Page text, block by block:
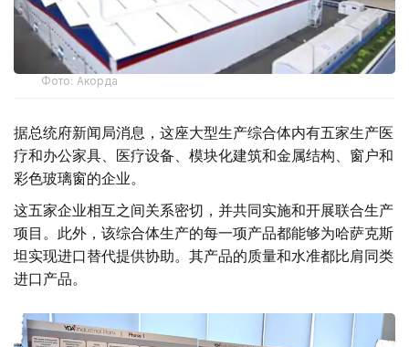
Фото: Акорда
据总统府新闻局消息，这座大型生产综合体内有五家生产医
疗和办公家具、医疗设备、模块化建筑和金属结构、窗户和
彩色玻璃窗的企业。
这五家企业相互之间关系密切，并共同实施和开展联合生产
项目。此外，该综合体生产的每一项产品都能够为哈萨克斯
坦实现进口替代提供协助。其产品的质量和水准都比肩同类
进口产品。